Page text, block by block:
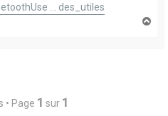
... des_utiles
• Page 1 sur 1